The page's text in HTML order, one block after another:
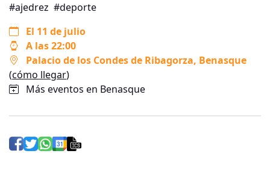
#ajedrez #deporte
El 11 de julio
A las 22:00
Palacio de los Condes de Ribagorza, Benasque
(cómo llegar)
Más eventos en Benasque